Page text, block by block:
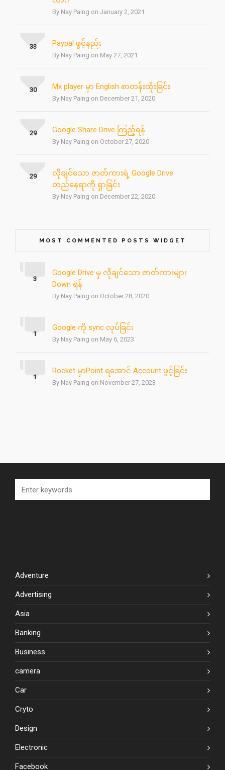
By Nay Paing on January 2, 2021
Paypal ဖွင့်နည်း
By Nay Paing on May 27, 2021
33
Mx player မှာ English စာတန်းထိုးခြင်း
By Nay Paing on December 21, 2020
30
Google Share Drive ကြည့်ရန်
By Nay Paing on October 27, 2020
29
လိုချင်သော ဇာတ်ကားရဲ့ Google Drive
တည်နေရာကို ရှာခြင်း
By Nay Paing on December 22, 2020
29
MOST COMMENTED POSTS WIDGET
Google Drive မှ လိုချင်သော ဇာတ်ကားများ
Down ရန်
By Nay Paing on October 28, 2020
3
Google ကို sync လုပ်ခြင်း
By Nay Paing on May 6, 2023
1
Rocket မှာPoint ရအောင် Account ဖွင့်ခြင်း
By Nay Paing on November 27, 2023
1
Adventure
Advertising
Asia
Banking
Business
camera
Car
Cryto
Design
Electronic
Facebook